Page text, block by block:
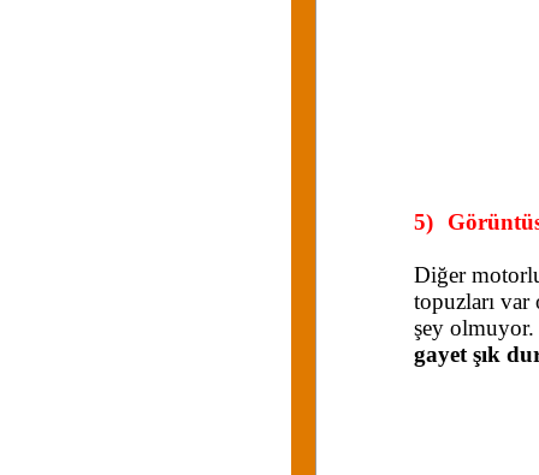
5)
Diğer
topuzları var
şey olmuyor.
gayet şık